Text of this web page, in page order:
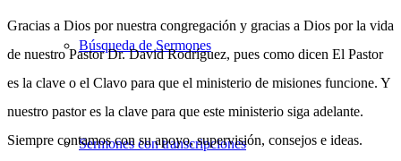
Búsqueda de Sermones
Sermones con transcripciones
Gracias a Dios por nuestra congregación y gracias a Dios por la vida
de nuestro Pastor Dr. David Rodríguez, pues como dicen El Pastor
es la clave o el Clavo para que el ministerio de misiones funcione. Y
nuestro pastor es la clave para que este ministerio siga adelante.
Siempre contamos con su apoyo, supervisión, consejos e ideas.